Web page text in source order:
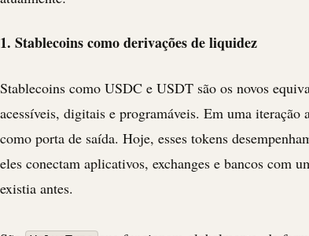
1. Stablecoins como derivações de liquidez
Stablecoins como USDC e USDT são os novos
acessíveis, digitais e programáveis. Em uma iteração
como porta de saída. Hoje, esses tokens
eles conectam aplicativos, exchanges e bancos com
existia antes.